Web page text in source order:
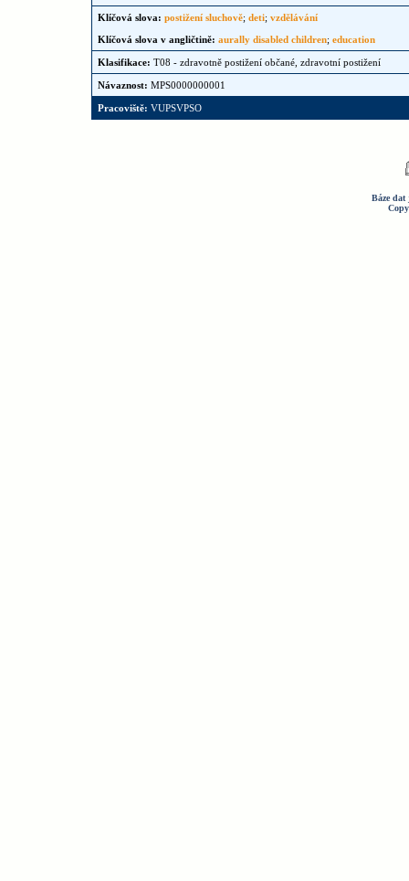
Klíčová slova: postižení sluchově; deti; vzdělávání
Klíčová slova v angličtině: aurally disabled children; education
Klasifikace: T08 - zdravotně postižení občané, zdravotní postižení
Návaznost: MPS0000000001
Pracoviště: VUPSVPSO
Báze dat